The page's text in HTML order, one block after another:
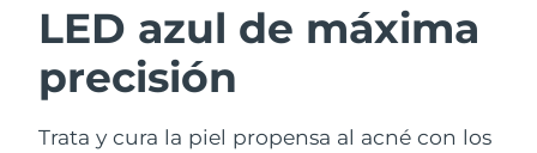
LED azul de máxima
precisión
Trata y cura la piel propensa al acné con los